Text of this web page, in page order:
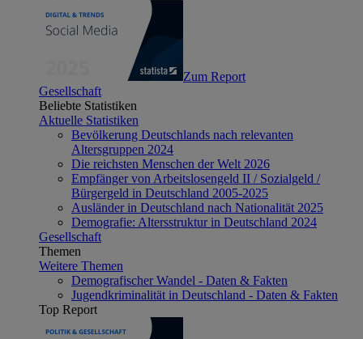
Zum Report
Gesellschaft
Beliebte Statistiken
Aktuelle Statistiken
Bevölkerung Deutschlands nach relevanten
Altersgruppen 2024
Die reichsten Menschen der Welt 2026
Empfänger von Arbeitslosengeld II / Sozialgeld /
Bürgergeld in Deutschland 2005-2025
Ausländer in Deutschland nach Nationalität 2025
Demografie: Altersstruktur in Deutschland 2024
Gesellschaft
Themen
Weitere Themen
Demografischer Wandel - Daten & Fakten
Jugendkriminalität in Deutschland - Daten & Fakten
Top Report